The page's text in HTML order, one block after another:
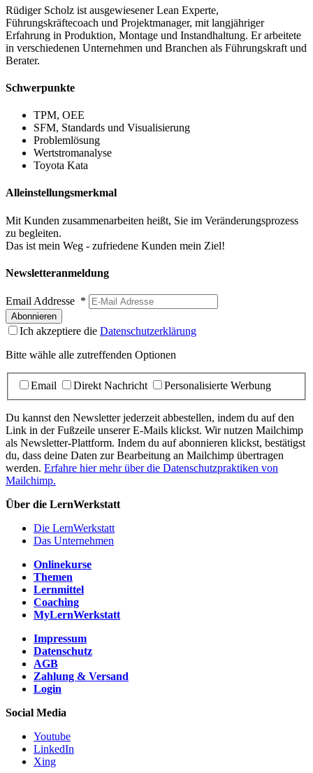
Rüdiger Scholz ist ausgewiesener Lean Experte,
Führungskräftecoach und Projektmanager, mit langjähriger
Erfahrung in Produktion, Montage und Instandhaltung. Er arbeitete
in verschiedenen Unternehmen und Branchen als Führungskraft und
Berater.
Schwerpunkte
TPM, OEE
SFM, Standards und Visualisierung
Problemlösung
Wertstromanalyse
Toyota Kata
Alleinstellungsmerkmal
Mit Kunden zusammenarbeiten heißt, Sie im Veränderungsprozess
zu begleiten.
Das ist mein Weg - zufriedene Kunden mein Ziel!
Newsletteranmeldung
Email Addresse *
Ich akzeptiere die Datenschutzerklärung
Bitte wähle alle zutreffenden Optionen
Email Direkt Nachricht Personalisierte Werbung
Du kannst den Newsletter jederzeit abbestellen, indem du auf den
Link in der Fußzeile unserer E-Mails klickst. Wir nutzen Mailchimp
als Newsletter-Plattform. Indem du auf abonnieren klickst, bestätigst
du, dass deine Daten zur Bearbeitung an Mailchimp übertragen
werden. Erfahre hier mehr über die Datenschutzpraktiken von
Mailchimp.
Über die LernWerkstatt
Die LernWerkstatt
Das Unternehmen
Onlinekurse
Themen
Lernmittel
Coaching
MyLernWerkstatt
Impressum
Datenschutz
AGB
Zahlung & Versand
Login
Social Media
Youtube
LinkedIn
Xing